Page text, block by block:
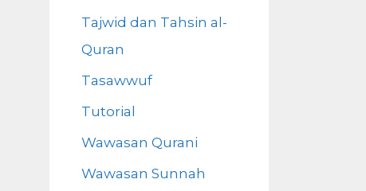
Tajwid dan Tahsin al-
Quran
Tasawwuf
Tutorial
Wawasan Qurani
Wawasan Sunnah